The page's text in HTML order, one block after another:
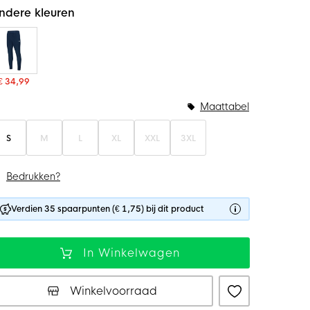
kleuren
34,99
S M L XL XXL 3XL
Maattabel
Bedrukken?
Verdien 35 spaarpunten (€ 1,75) bij dit product
In Winkelwagen
Winkelvoorraad